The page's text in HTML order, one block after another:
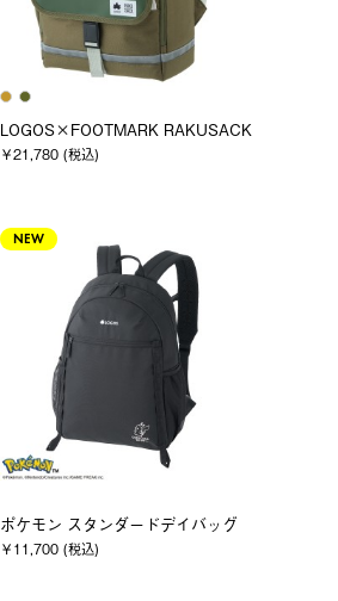
LOGOS×FOOTMARK RAKUSACK
￥21,780 (税込)
NEW
ポケモン スタンダードデイバッグ
￥11,700 (税込)